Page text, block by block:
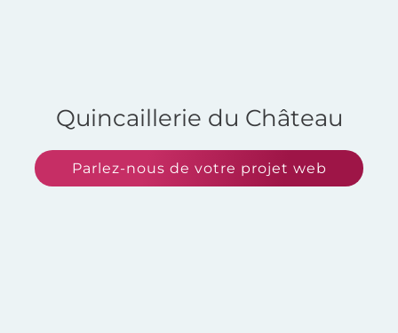
Quincaillerie du Château
Parlez-nous de votre projet web